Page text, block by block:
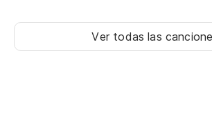
Ver todas las